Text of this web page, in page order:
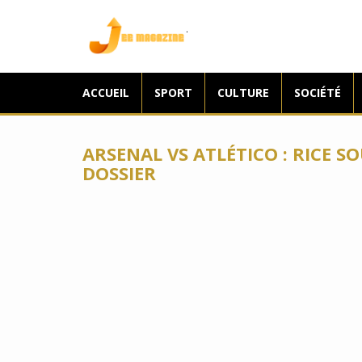
ACCUEIL SPORT CULTURE SOCIÉTÉ
ARSENAL VS ATLÉTICO : RICE
DOSSIER